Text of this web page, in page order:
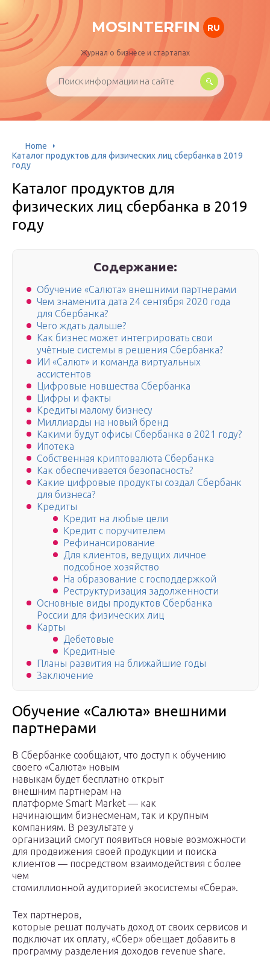
MOSINTERFIN RU
Журнал о бизнесе и стартапах
Home
Каталог продуктов для физических лиц сбербанка в 2019
году
Каталог продуктов для
физических лиц сбербанка в 2019
году
Содержание:
Обучение «Салюта» внешними партнерами
Чем знаменита дата 24 сентября 2020 года
для Сбербанка?
Чего ждать дальше?
Как бизнес может интегрировать свои
учётные системы в решения Сбербанка?
ИИ «Салют» и команда виртуальных
ассистентов
Цифровые новшества Сбербанка
Цифры и факты
Кредиты малому бизнесу
Миллиарды на новый бренд
Какими будут офисы Сбербанка в 2021 году?
Ипотека
Собственная криптовалюта Сбербанка
Как обеспечивается безопасность?
Какие цифровые продукты создал Сбербанк
для бизнеса?
Кредиты
Кредит на любые цели
Кредит с поручителем
Рефинансирование
Для клиентов, ведущих личное
подсобное хозяйство
На образование с господдержкой
Реструктуризация задолженности
Основные виды продуктов Сбербанка
России для физических лиц
Карты
Дебетовые
Кредитные
Планы развития на ближайшие годы
Заключение
Обучение «Салюта» внешними
партнерами
В Сбербанке сообщают, что доступ к обучению
своего «Салюта» новым
навыкам будет бесплатно открыт
внешним партнерам на
платформе Smart Market — как
начинающим бизнесменам, так и крупным
компаниям. В результате у
организаций смогут появиться новые возможности
для продвижения своей продукции и поиска
клиентов — посредством взаимодействия с более
чем
стомиллионной аудиторией экосистемы «Сбера».
Тех партнеров,
которые решат получать доход от своих сервисов и
подключат их оплату, «Сбер» обещает добавить в
программу разделения доходов revenue share.